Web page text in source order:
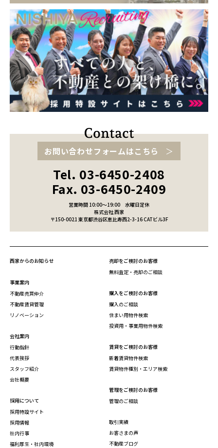
お問い合わせフォームはこちら
Tel. 03-6450-2408
Fax. 03-6450-2409
営業時間 10:00～19:00
水曜日定休
株式会社 西家
〒150-0021 東京都渋谷区恵比寿西2-3-16 CATビル3F
西家からのお知らせ
事業案内
不動産売買仲介
不動産賃貸管理
リノベーション
会社案内
行動指針
代表挨拶
スタッフ紹介
会社概要
採用について
採用特設サイト
採用情報
社内行事
福利厚生・社内環境
売却をご検討のお客様
無料査定・売却のご相談
購入をご検討のお客様
購入のご相談
住まい用物件検索
投資用・事業用物件検索
賃貸をご検討のお客様
新着賃貸物件検索
賃貸物件種別・エリア検索
管理をご検討のお客様
管理のご相談
取引実績
お客さまの声
不動産ブログ